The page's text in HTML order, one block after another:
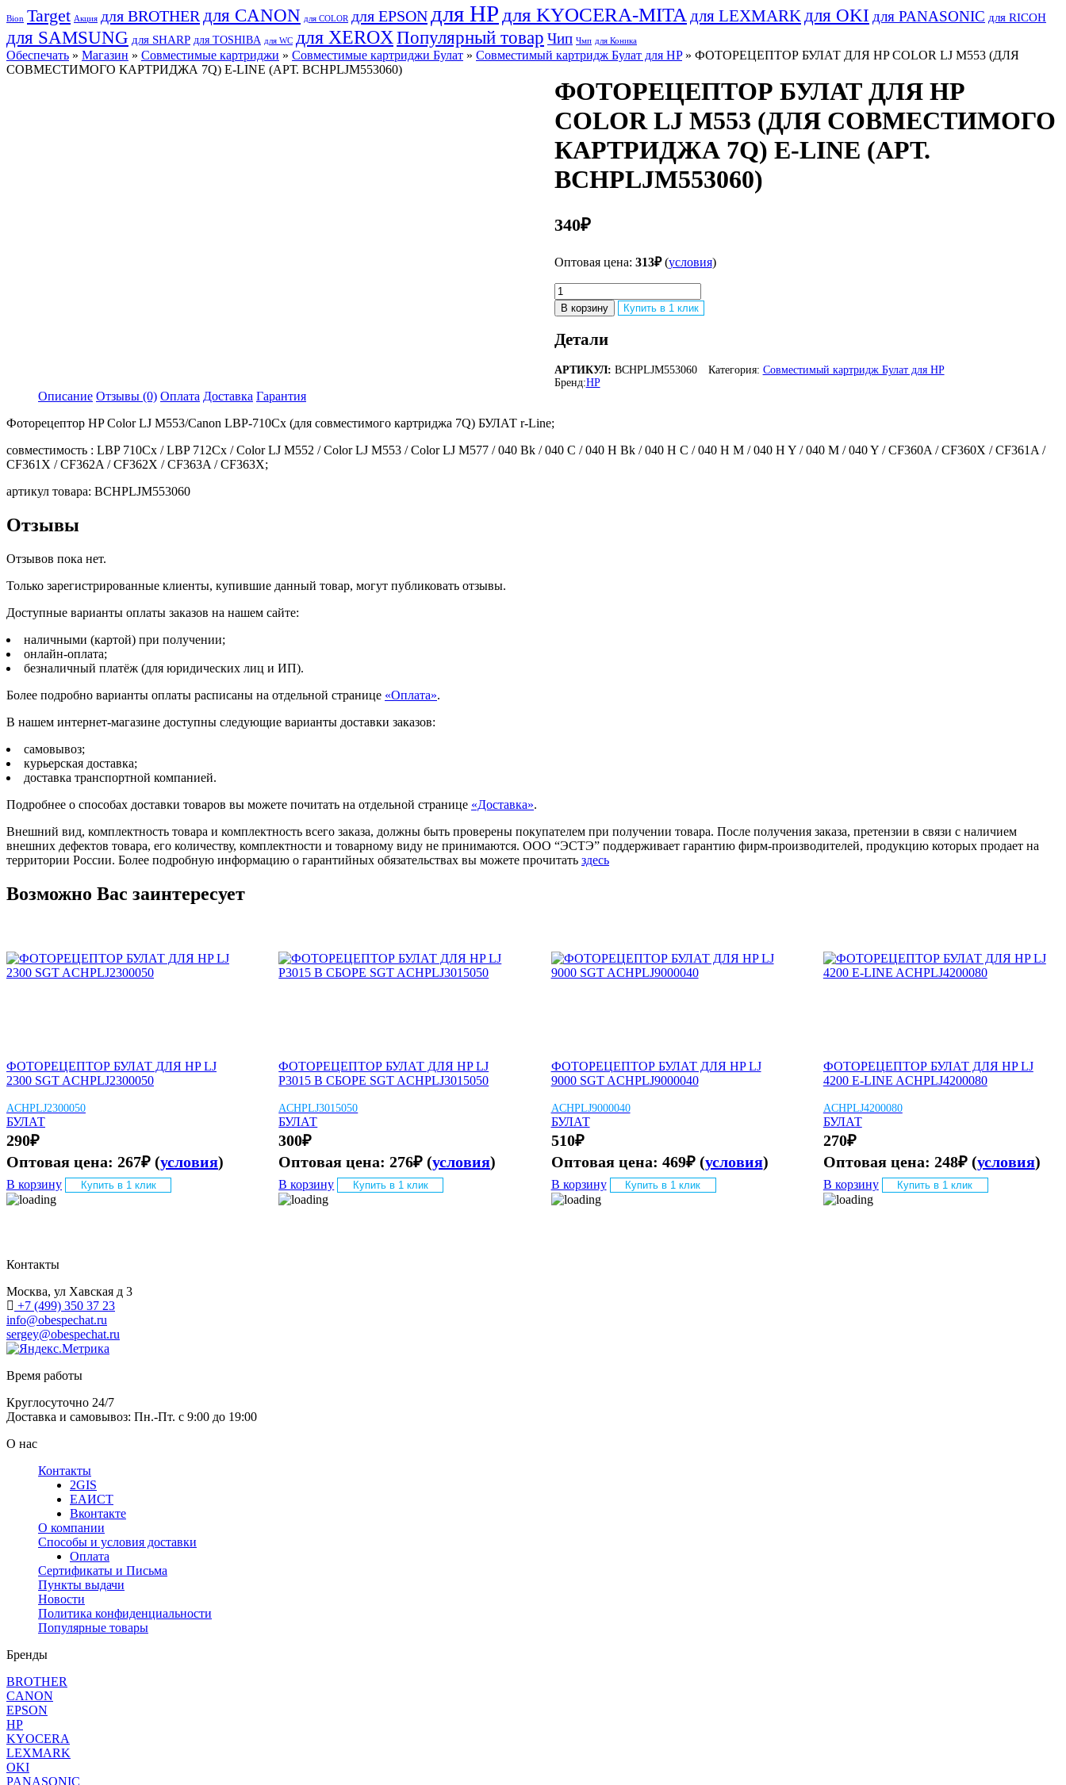
Bion Target Акция для BROTHER для CANON для COLOR для EPSON для HP для KYOCERA-MITA для LEXMARK для OKI для PANASONIC для RICOH
для SAMSUNG для SHARP для TOSHIBA для WC для XEROX Популярный товар Чип Чмп для Коника
Обеспечать » Магазин » Совместимые картриджи » Совместимые картриджи Булат » Совместимый картридж Булат для HP» ФОТОРЕЦЕПТОР БУЛАТ ДЛЯ HP COLOR LJ M553 (ДЛЯ
СОВМЕСТИМОГО КАРТРИДЖА 7Q) E-LINE (АРТ. BCHPLJM553060)
ФОТОРЕЦЕПТОР БУЛАТ ДЛЯ HP
COLOR LJ M553 (ДЛЯ СОВМЕСТИМОГО
КАРТРИДЖА 7Q) E-LINE (АРТ.
BCHPLJM553060)
340₽
Оптовая цена: 313₽(условия)
Количество
товара
ФОТОРЕЦЕПТОР
БУЛАТ
ДЛЯ
COLOR
LJ
СОВМЕСТИМОГО
КАРТРИДЖА
В корзину Купить в 1 клик
Детали
АРТИКУЛ: BCHPLJM553060 Категория: Совместимый картридж Булат для HP
Бренд:HP
Описание Отзывы (0) Оплата Доставка Гарантия
Фоторецептор HP Color LJ M553/Canon LBP-710Cx (для совместимого картриджа 7Q) БУЛАТ r-Line;
совместимость : LBP 710Cx / LBP 712Cx / Color LJ M552 / Color LJ M553 / Color LJ M577 / 040 Bk / 040 C / 040 H Bk / 040 H C / 040 H M / 040 H Y / 040 M / 040 Y / CF360A / CF360X / CF361A /
CF361X / CF362A / CF362X / CF363A / CF363X;
артикул товара: BCHPLJM553060
Отзывы
Отзывов пока нет.
Только зарегистрированные клиенты, купившие данный товар, могут публиковать отзывы.
Доступные варианты оплаты заказов на нашем сайте:
наличными (картой) при получении;
онлайн-оплата;
безналичный платёж (для юридических лиц и ИП).
Более подробно варианты оплаты расписаны на отдельной странице «Оплата».
В нашем интернет-магазине доступны следующие варианты доставки заказов:
самовывоз;
курьерская доставка;
доставка транспортной компанией.
Подробнее о способах доставки товаров вы можете почитать на отдельной странице «Доставка».
Внешний вид, комплектность товара и комплектность всего заказа, должны быть проверены покупателем при получении товара. После получения заказа, претензии в связи с наличием
внешних дефектов товара, его количеству, комплектности и товарному виду не принимаются. ООО “ЭСТЭ” поддерживает гарантию фирм-производителей, продукцию которых продает на
территории России. Более подробную информацию о гарантийных обязательствах вы можете прочитать здесь
Возможно Вас заинтересует
ФОТОРЕЦЕПТОР БУЛАТ ДЛЯ HP LJ
2300 SGT ACHPLJ2300050
ACHPLJ2300050
БУЛАТ
290₽
Оптовая цена: 267₽ (условия)
В корзину Купить в 1 клик
ФОТОРЕЦЕПТОР БУЛАТ ДЛЯ HP LJ
P3015 В СБОРЕ SGT ACHPLJ3015050
ACHPLJ3015050
БУЛАТ
300₽
Оптовая цена:276₽ (условия)
В корзину Купить в 1 клик
ФОТОРЕЦЕПТОР БУЛАТ ДЛЯ HP LJ
9000 SGT ACHPLJ9000040
ACHPLJ9000040
БУЛАТ
510₽
Оптовая цена: 469₽(условия)
В корзину Купить в 1 клик
ФОТОРЕЦЕПТОР БУЛАТ ДЛЯ HP LJ
4200 E-LINE ACHPLJ4200080
ACHPLJ4200080
БУЛАТ
270₽
Оптовая цена: 248₽(условия)
В корзину Купить в 1 клик
Контакты
Москва, ул Хавская д 3
+7 (499) 350 37 23
info@obespechat.ru
sergey@obespechat.ru
Время работы
Круглосуточно 24/7
Доставка и самовывоз: Пн.-Пт. с 9:00 до 19:00
О нас
Контакты
2GIS
ЕАИСТ
Вконтакте
О компании
Способы и условия доставки
Оплата
Сертификаты и Письма
Пункты выдачи
Новости
Политика конфиденциальности
Популярные товары
Бренды
BROTHER
CANON
EPSON
HP
KYOCERA
LEXMARK
OKI
PANASONIC